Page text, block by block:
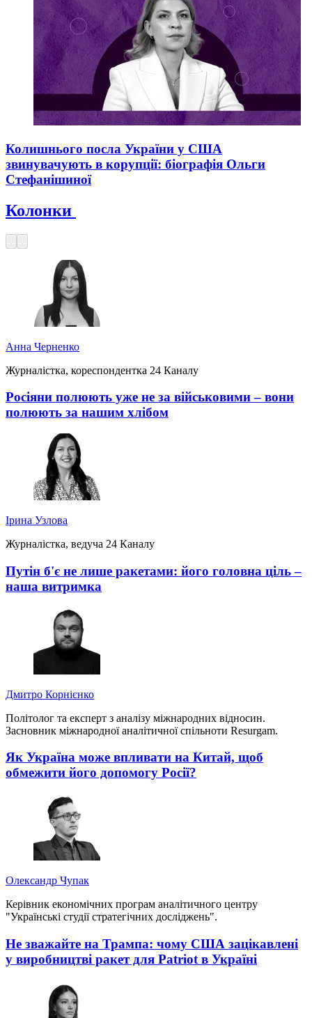
Колишнього посла України у США
звинувачують в корупції: біографія Ольги
Стефанішиної
Колонки
Анна Черненко
Журналістка, кореспондентка 24 Каналу
Росіяни полюють уже не за військовими – вони
полюють за нашим хлібом
Ірина Узлова
Журналістка, ведуча 24 Каналу
Путін б'є не лише ракетами: його головна ціль –
наша витримка
Дмитро Корнієнко
Політолог та експерт з аналізу міжнародних відносин.
Засновник міжнародної аналітичної спільноти Resurgam.
Як Україна може впливати на Китай, щоб
обмежити його допомогу Росії?
Олександр Чупак
Керівник економічних програм аналітичного центру
"Українські студії стратегічних досліджень".
Не зважайте на Трампа: чому США зацікавлені
у виробництві ракет для Patriot в Україні